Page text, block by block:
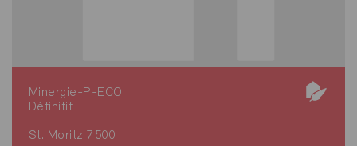
Minergie-P-ECO
Définitif
St. Moritz 7500